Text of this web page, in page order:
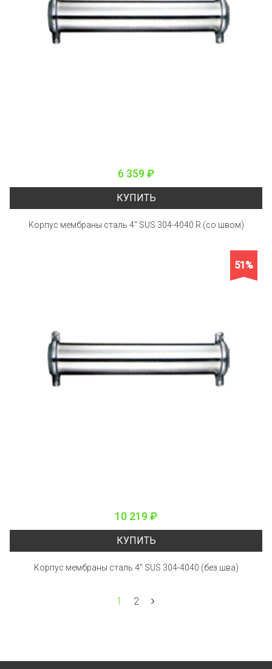
6 359 ₽
КУПИТЬ
Корпус мембраны сталь 4" SUS 304-4040 R (со швом)
51%
10 219 ₽
КУПИТЬ
Корпус мембраны сталь 4" SUS 304-4040 (без шва)
1 2